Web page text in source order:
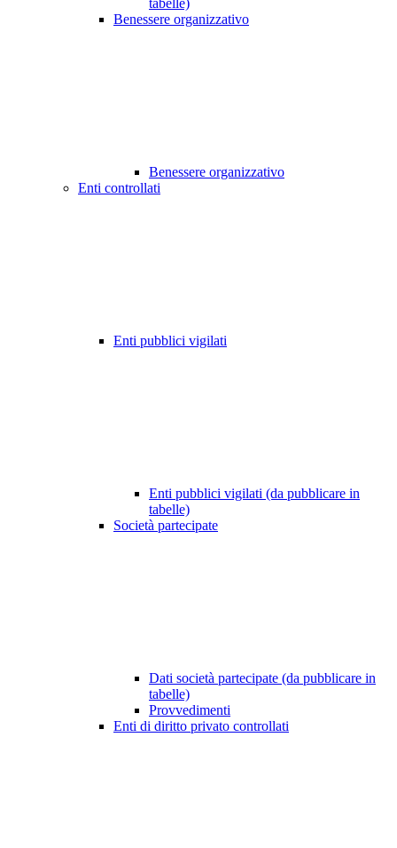
tabelle)
Benessere organizzativo
Benessere organizzativo
Enti controllati
Enti pubblici vigilati
Enti pubblici vigilati (da pubblicare in
tabelle)
Società partecipate
Dati società partecipate (da pubblicare in
tabelle)
Provvedimenti
Enti di diritto privato controllati